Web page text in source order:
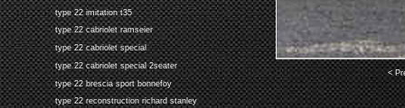
type 22 imitation t35
type 22 cabriolet ramseier
type 22 cabriolet special
type 22 cabriolet special 2seater
type 22 brescia sport bonnefoy
type 22 reconstruction richard stanley
<